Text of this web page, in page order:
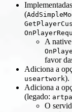
(
A native
favor
Adiciona a
useartwork).
Adiciona a
(legado:
O